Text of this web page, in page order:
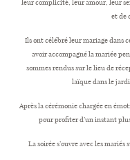
et de
Ils ont célébré leur mariage dans
avoir accompagné la mariée
sommes rendus sur le lieu de
laïque dans le
Après la cérémonie chargée en
pour profiter d’un instant
La soirée s’ouvre avec les